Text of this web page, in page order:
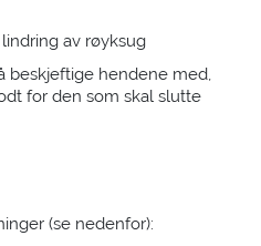
av røyksug
beskjeftige hendene med,
for den som skal slutte
(se nedenfor):